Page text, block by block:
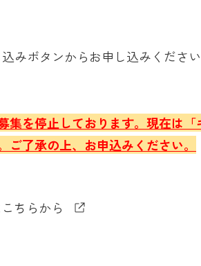
みボタンからお申し込みください
集を停止しております。現在は「
了承の上、お申込みください。
ちらから